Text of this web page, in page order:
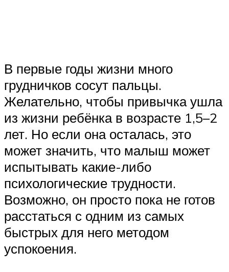
В первые годы жизни много
грудничков сосут пальцы.
Желательно, чтобы привычка ушла
из жизни ребёнка в возрасте 1,5–2
лет. Но если она осталась, это
может значить, что малыш может
испытывать какие-либо
психологические трудности.
Возможно, он просто пока не готов
расстаться с одним из самых
быстрых для него методом
успокоения.